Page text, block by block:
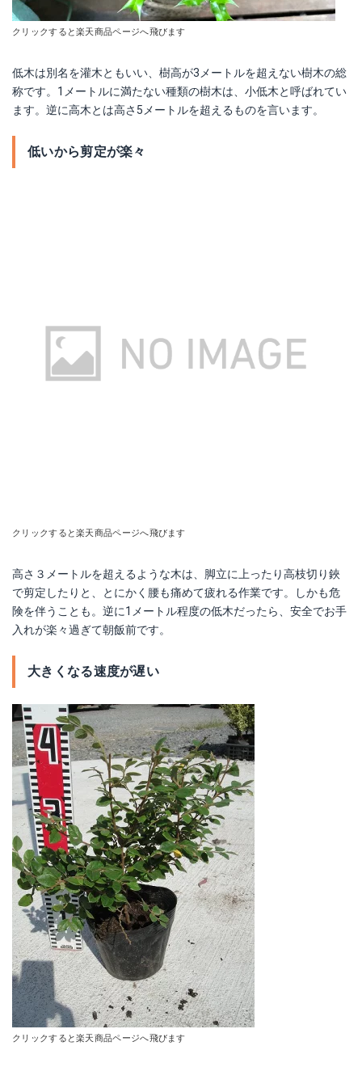
クリックすると楽天商品ページへ飛びます
低木は別名を灌木ともいい、樹高が3メートルを超えない樹木の総
称です。1メートルに満たない種類の樹木は、小低木と呼ばれてい
ます。逆に高木とは高さ5メートルを超えるものを言います。
低いから剪定が楽々
クリックすると楽天商品ページへ飛びます
高さ３メートルを超えるような木は、脚立に上ったり高枝切り鋏
で剪定したりと、とにかく腰も痛めて疲れる作業です。しかも危
険を伴うことも。逆に1メートル程度の低木だったら、安全でお手
入れが楽々過ぎて朝飯前です。
大きくなる速度が遅い
クリックすると楽天商品ページへ飛びます